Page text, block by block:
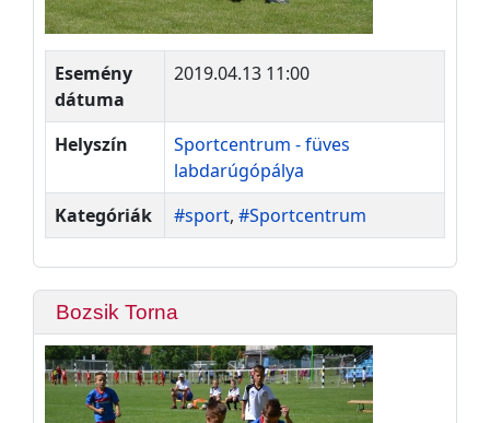
Esemény
dátuma
2019.04.13 11:00
Helyszín
Sportcentrum - füves
labdarúgópálya
Kategóriák
#sport, #Sportcentrum
Bozsik Torna